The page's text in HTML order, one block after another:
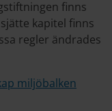
finns
kapitel finns
regler ändrades
miljöbalken